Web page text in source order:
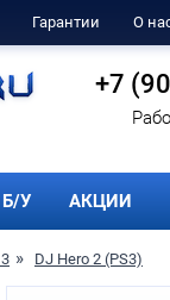
Гарантии О
+7
У АКЦИИ
DJ Hero 2 (PS3)